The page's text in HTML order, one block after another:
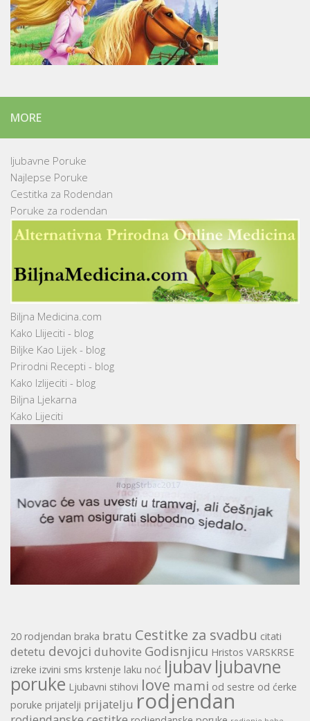
MORE
ljubavne Poruke
Najlepse Poruke
Cestitka za Rodendan
Poruke za rodendan
Biljna Medicina.com
Kako Llijeciti - blog
Biljke Kao Lijek - blog
Prirodni Recepti - blog
Kako Izlijeciti - blog
Biljna Ljekarna
Kako Lijeciti
20 rodjendan braka bratu Cestitke za svadbu citati
detetu devojci duhovite Godisnjicu Hristos VARSKRSE
izreke izvini sms krstenje laku noć ljubavljubavne
poruke Ljubavni stihovi love mami od sestre od ćerke
poruke prijatelji prijatelju rodjendan